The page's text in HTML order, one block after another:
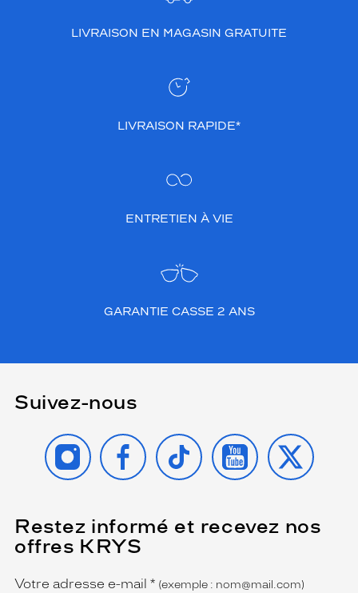
LIVRAISON EN MAGASIN GRATUITE
LIVRAISON RAPIDE*
ENTRETIEN À VIE
GARANTIE CASSE 2 ANS
Suivez-nous
INSTAGRAMFACEBOOK
TIKTOK YOUTUBE
X
Restez informé et recevez nos
offres KRYS
Name
Votre adresse e-mail *
(Ce
champ
est
(exemple : nom@mail.com)